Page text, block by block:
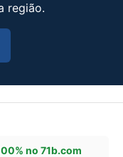
região.
no 71b.com